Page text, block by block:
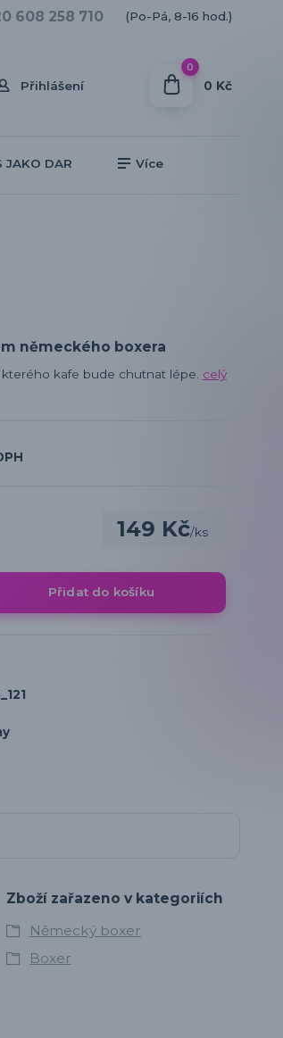
Přihlášení
608 258 710 (Po-Pá, 8-16 hod.)
0
0 Kč
JAKO DAR Více
německého boxera
kterého kafe bude chutnat lépe. celý
149 Kč/ks
Přidat do košíku
Zboží zařazeno v kategoriích
Německý boxer
Boxer